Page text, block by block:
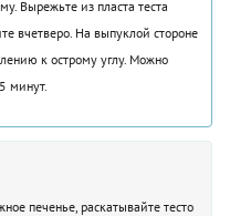
Вырежьте из пласта теста
вчетверо. На выпуклой стороне
к острому углу. Можно
минут.
печенье, раскатывайте тесто